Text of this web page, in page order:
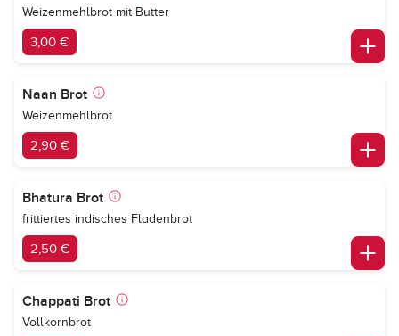
Weizenmehlbrot mit Butter
3,00 €
Naan Brot
Weizenmehlbrot
2,90 €
Bhatura Brot
frittiertes indisches Fladenbrot
2,50 €
Chappati Brot
Vollkornbrot